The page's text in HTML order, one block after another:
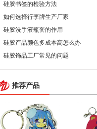
硅胶书签的检验方法
如何选择行李牌生产厂家
硅胶洗手液瓶套的作用
硅胶产品颜色多成本高怎么办
硅胶饰品工厂常见的问题
推荐产品